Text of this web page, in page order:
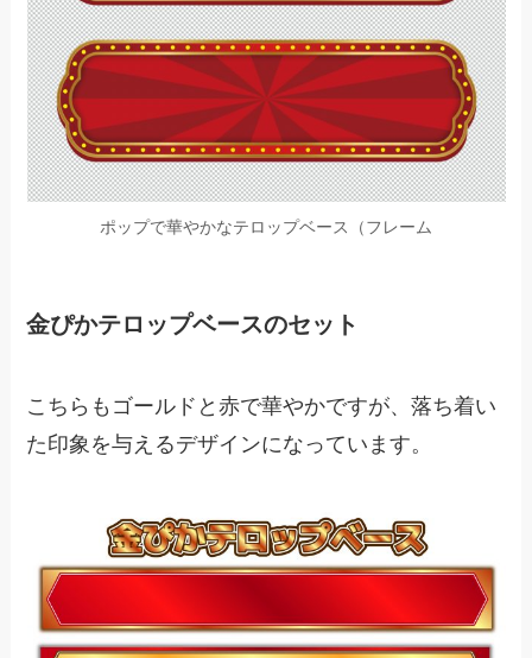
ポップで華やかなテロップベース（フレーム
金ぴかテロップベースのセット
こちらもゴールドと赤で華やかですが、落ち着い
た印象を与えるデザインになっています。